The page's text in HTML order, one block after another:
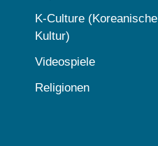
K-Culture (Koreanische
Kultur)
Videospiele
Religionen